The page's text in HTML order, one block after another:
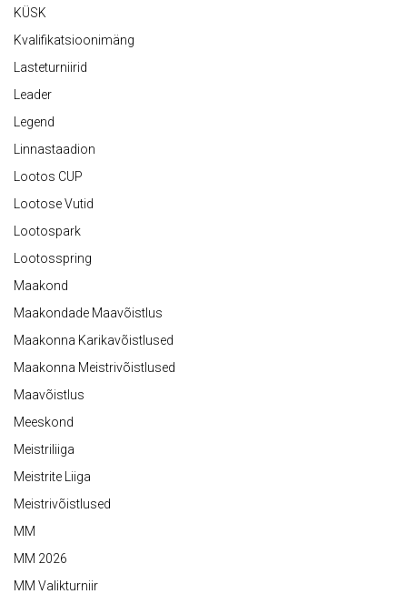
KÜSK
Kvalifikatsioonimäng
Lasteturniirid
Leader
Legend
Linnastaadion
Lootos CUP
Lootose Vutid
Lootospark
Lootosspring
Maakond
Maakondade Maavõistlus
Maakonna Karikavõistlused
Maakonna Meistrivõistlused
Maavõistlus
Meeskond
Meistriliiga
Meistrite Liiga
Meistrivõistlused
MM
MM 2026
MM Valikturniir